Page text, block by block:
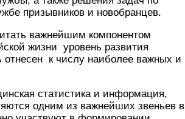
призывников и новобранцев.
важнейшим компонентом
жизни уровень развития
к числу наиболее важных и
статистика и информация,
одним из важнейших звеньев в